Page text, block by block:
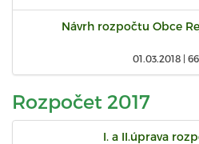
Návrh rozpočtu Obce
01.03.2018 |
Rozpočet 2017
I. a II.úprava